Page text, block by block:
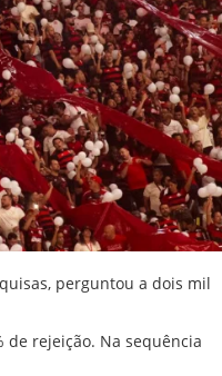
perguntou a dois mil
de rejeição. Na sequência